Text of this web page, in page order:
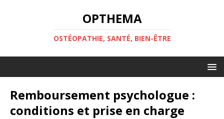
OPTHEMA
OSTÉOPATHIE, SANTÉ, BIEN-ÊTRE
Remboursement psychologue :
conditions et prise en charge